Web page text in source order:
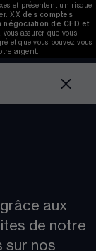
et présentent un risque
XX des comptes
négociation de CFD et
vous assurer que vous
et que vous pouvez vous
argent.
aux
de notre
sur nos